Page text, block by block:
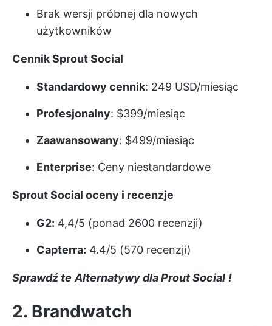
Brak wersji próbnej dla nowych
użytkowników
Cennik Sprout Social
Standardowy cennik: 249 USD/miesiąc
Profesjonalny: $399/miesiąc
Zaawansowany: $499/miesiąc
Enterprise: Ceny niestandardowe
Sprout Social oceny i recenzje
G2: 4,4/5 (ponad 2600 recenzji)
Capterra: 4.4/5 (570 recenzji)
Sprawdź te Alternatywy dla Prout Social !
2. Brandwatch